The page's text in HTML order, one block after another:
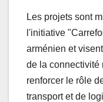
Les projets sont
l'initiative
arménien et
de la connectivité
renforcer le rôle
transport et de